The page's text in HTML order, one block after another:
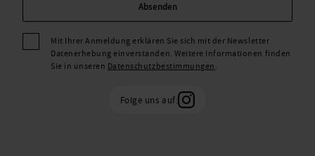
Absenden
Mit Ihrer Anmeldung erklären Sie sich mit der Newsletter
Datenerhebung einverstanden. Weitere Informationen finden
Sie in unseren Datenschutzbestimmungen.
Folge uns auf: